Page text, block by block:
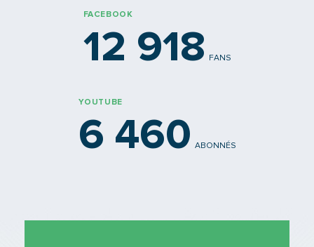
FACEBOOK
12 918 FANS
YOUTUBE
6 460 ABONNÉS